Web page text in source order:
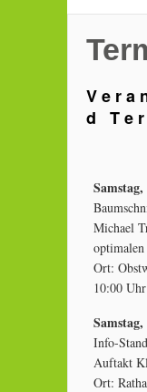
V e r a
d T e r
Michael
Ort:
10:00
Info-
Auftakt
Ort: